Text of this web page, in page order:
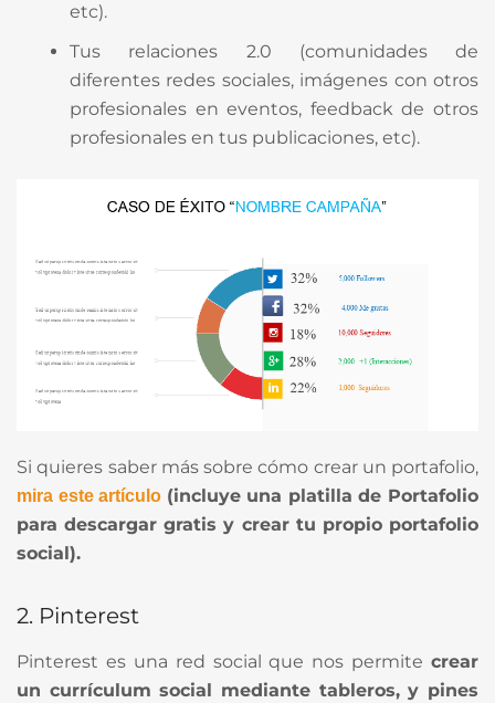
etc).
Tus relaciones 2.0 (comunidades de
diferentes redes sociales, imágenes con otros
profesionales en eventos, feedback de otros
profesionales en tus publicaciones, etc).
Si quieres saber más sobre cómo crear un portafolio,
mira este artículo (incluye una platilla de Portafolio
para descargar gratis y crear tu propio portafolio
social).
2. Pinterest
Pinterest es una red social que nos permite crear
un currículum social mediante tableros, y pines